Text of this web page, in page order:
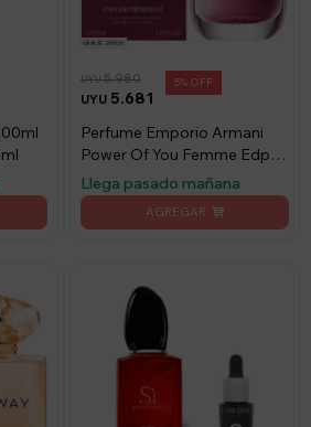
UYU 5.681
UYU5.980 5
Perfume Emporio Armani
Power Of You Femme Edp
50 Ml
Llega pasado mañana